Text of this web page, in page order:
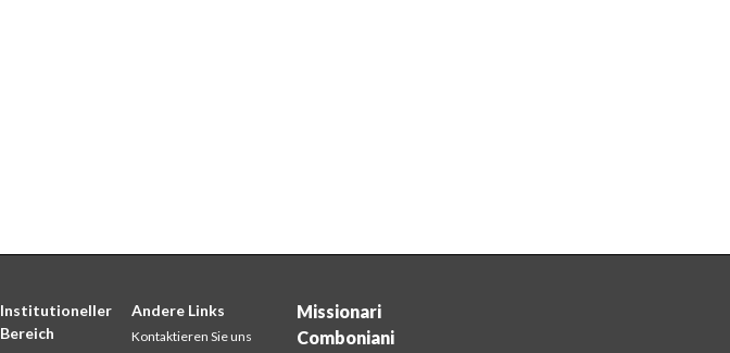
Missionari
Comboniani
Institutioneller
Bereich
Andere Links
Kontaktieren Sie uns